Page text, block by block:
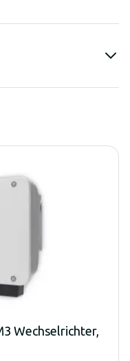
Wechselrichter,